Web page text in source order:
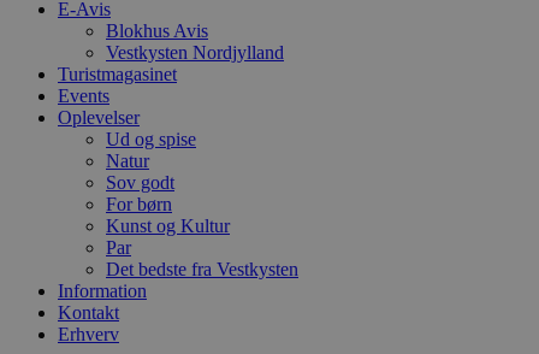
E-Avis
Blokhus Avis
Vestkysten Nordjylland
Turistmagasinet
Events
Oplevelser
Ud og spise
Natur
Sov godt
For børn
Kunst og Kultur
Par
Det bedste fra Vestkysten
Information
Kontakt
Erhverv